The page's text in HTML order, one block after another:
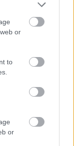
or
to
or
A
szárnyas
– ...
Kreatív